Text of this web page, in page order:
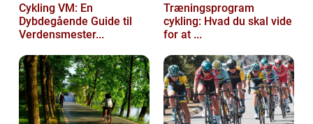
Cykling VM: En
Dybdegående Guide til
Verdensmester...
Træningsprogram
cykling: Hvad du skal vide
for at ...